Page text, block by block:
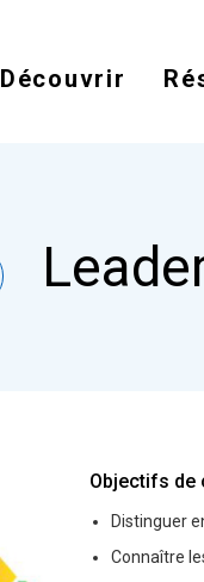
Découvrir
Objectifs de
Distinguer
Connaître